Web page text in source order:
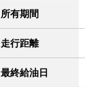
所有期間
走行距離
最終給油日